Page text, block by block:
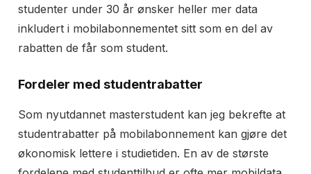
Mobildata 100 GB
Din månedspris:
andre mobilabonnement med 100 GB rangert på pris.
100 GB pakken du kan velge på markedet.
studenter under 30 år ønsker heller mer data
inkludert i mobilabonnementet sitt som en del av
rabatten de får som student.
Fordeler med studentrabatter
Som nyutdannet masterstudent kan jeg bekrefte at
studentrabatter på mobilabonnement kan gjøre det
økonomisk lettere i studietiden. En av de største